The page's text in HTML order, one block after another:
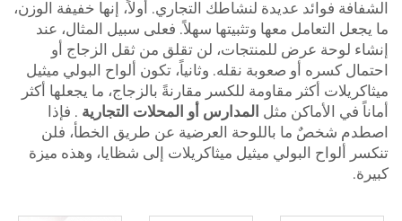
الأخبار
اتصل بنا
الشفافة فوائد عديدة لنشاطك التجاري. أولاً، إنها خفيفة الوزن،
ما يجعل التعامل معها وتثبيتها سهلاً. فعلى سبيل المثال، عند
إنشاء لوحة عرض للمنتجات، لن تقلق من ثقل الزجاج أو
احتمال كسره أو صعوبة نقله. وثانياً، تكون ألواح البولي ميثيل
ميثاكريلات أكثر مقاومة للكسر مقارنةً بالزجاج، ما يجعلها أكثر
أماناً في الأماكن مثل المدارس أو المحلات التجارية . فإذا
اصطدم شخصٌ ما باللوحة العرضية عن طريق الخطأ، فلن
تنكسر ألواح البولي ميثيل ميثاكريلات إلى شظايا، وهذه ميزة
كبيرة.